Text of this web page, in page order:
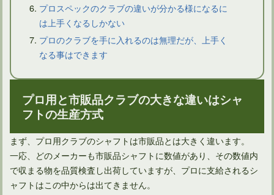
ウェッジの選び方のポイント！たくさんのロフト角を持つこと
プロスペックのクラブの違いが分かる様になるに
は上手くなるしかない
プロのクラブを手に入れるのは無理だが、上手く
なる事はできます
プロ用と市販品クラブの大きな違いはシャ
フトの生産方式
まず、プロ用クラブのシャフトは市販品とは大きく違います。
一応、どのメーカーも市販品シャフトに数値があり、その数値内
で収まる物を品質検査し出荷していますが、プロに支給されるシ
ャフトはこの中からは出てきません。